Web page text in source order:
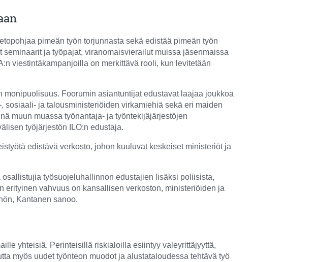
pimeän työn torjunnasta sekä edistää pimeän työn
ja työpajat, viranomaisvierailut muissa jäsenmaissa
viestintäkampanjoilla on merkittävä rooli, kun levitetään
Foorumin asiantuntijat edustavat laajaa joukkoa
ja talousministeriöiden virkamiehiä sekä eri maiden
muun muassa työnantaja- ja työntekijäjärjestöjen
työjärjestön ILO:n edustaja.
edistävä verkosto, johon kuuluvat keskeiset ministeriöt ja
työsuojeluhallinnon edustajien lisäksi poliisista,
vahvuus on kansallisen verkoston, ministeriöiden ja
Kantanen sanoo.
yhteisiä. Perinteisillä riskialoilla esiintyy valeyrittäjyyttä,
myös uudet työnteon muodot ja alustataloudessa tehtävä työ